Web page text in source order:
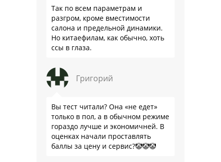
Так по всем параметрам и
разгром, кроме вместимости
салона и предельной динамики.
Но китаефилам, как обычно, хоть
ссы в глаза.
Григорий
Вы тест читали? Она «не едет»
только в пол, а в обычном режиме
гораздо лучше и экономичней. В
оценках начали проставлять
баллы за цену и сервис?🤡🤡🤡